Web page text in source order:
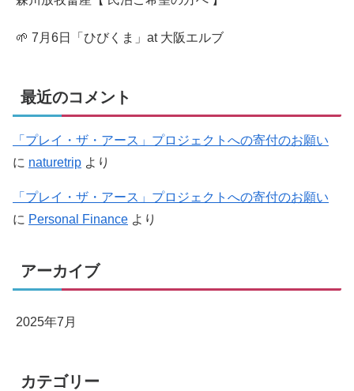
🌱 7月6日「ひびくま」at 大阪エルブ
最近のコメント
「プレイ・ザ・アース」プロジェクトへの寄付のお願い
に naturetrip より
「プレイ・ザ・アース」プロジェクトへの寄付のお願い
に Personal Finance より
アーカイブ
2025年7月
カテゴリー